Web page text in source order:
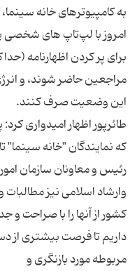
به کامپیوترهای خانه
امروز با لپ‌تاپ ‌های شخصی
برای پر کردن اظهارنامه
مراجعین حاضر شوند، و
طائرپور اظهار امیدواری
که نمایندگان "خانه سینما"
رئیس و معاونان سازمان
وارشاد اسلامی نیز
کشور از آنها را با صراحت و
داریم تا فرصت بیشتری از